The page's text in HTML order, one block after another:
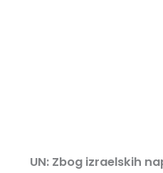
UN: Zbog izraelskih